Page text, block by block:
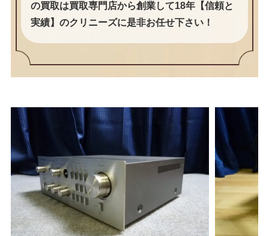
の買取は買取専門店から創業して18年【信頼と
実績】のクリニーズに是非お任せ下さい！